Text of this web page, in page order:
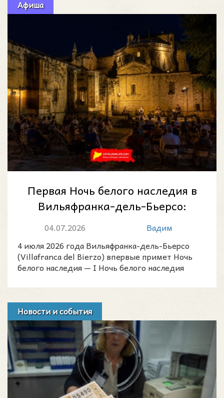
Афиша
Первая Ночь белого наследия в
Вильяфранка-дель-Бьерсо:
музыка среди памятников
«Малой Комп...
04.07.2026
Вадим
4 июля 2026 года Вильяфранка-дель-Бьерсо
(Villafranca del Bierzo) впервые примет Ночь
белого наследия — I Ночь белого наследия
Новости и события